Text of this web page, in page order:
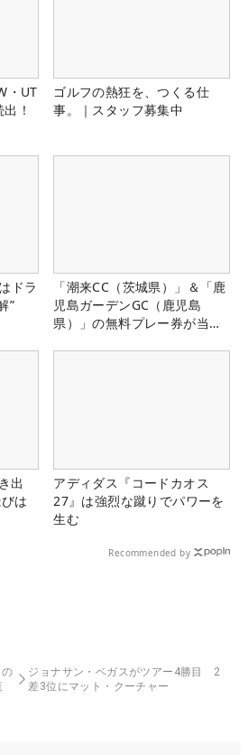
・UT
！
ゴルフの熱狂を、つくる仕
事。｜スタッフ募集中
ドラ
”
「潮来CC（茨城県）」＆「鹿
児島ガーデンGC（鹿児島
県）」の無料プレー券が当た
出
は
アディダス『コードカオス
27』は強烈な蹴りでパワーを
生む
Recommended by
の
ジョナサン・ベガスがツアー4勝目 2
差3位にマット・クーチャー